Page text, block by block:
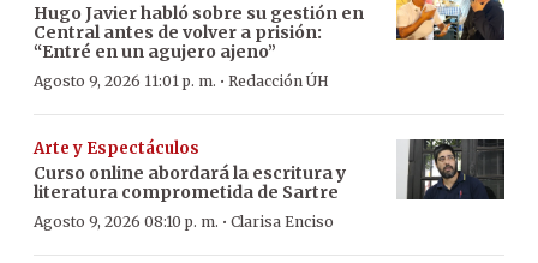
Hugo Javier habló sobre su gestión en
Central antes de volver a prisión:
“Entré en un agujero ajeno”
Agosto 9, 2026 11:01 p. m. · Redacción ÚH
Arte y Espectáculos
Curso online abordará la escritura y
literatura comprometida de Sartre
Agosto 9, 2026 08:10 p. m. · Clarisa Enciso